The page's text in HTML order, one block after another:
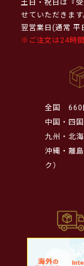
土日・祝日は『
せていただきます
翌営業日(通常 平
※ご注文は24時間
全国
660
中国・四国
九州・北
沖縄・離
ク）